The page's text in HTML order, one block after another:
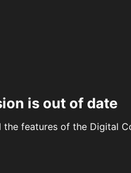
is out of date
features of the Digital